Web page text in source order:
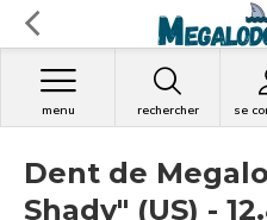
rechercher se
menu
Dent de
Shady" (US) -